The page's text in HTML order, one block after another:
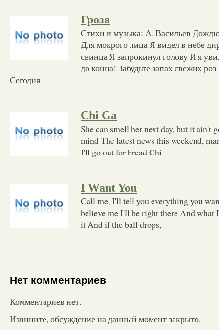
Гроза
Стихи и музыка: А. Васильев
Для мокрого лица Я видел в небе
свинца Я запрокинул голову И я
до конца! Забудьте запах свежих
Сегодня
Chi Ga
She can smell her next day, but it ain't
mind The latest news this weekend,
I'll go out for bread Chi
I Want You
Call me, I'll tell you everything you
believe me I'll be right there And what
it And if the ball drops,
Нет комментариев
Комментариев нет.
Извините, обсуждение на данный момент закрыто.